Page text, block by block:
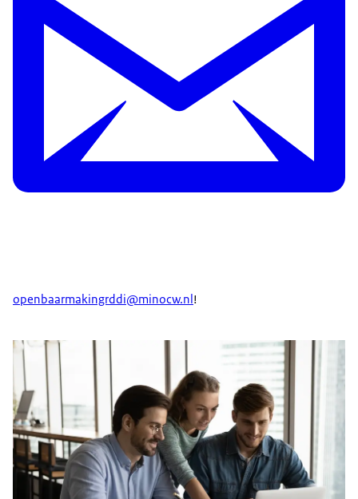
openbaarmakingrddi@minocw.nl!